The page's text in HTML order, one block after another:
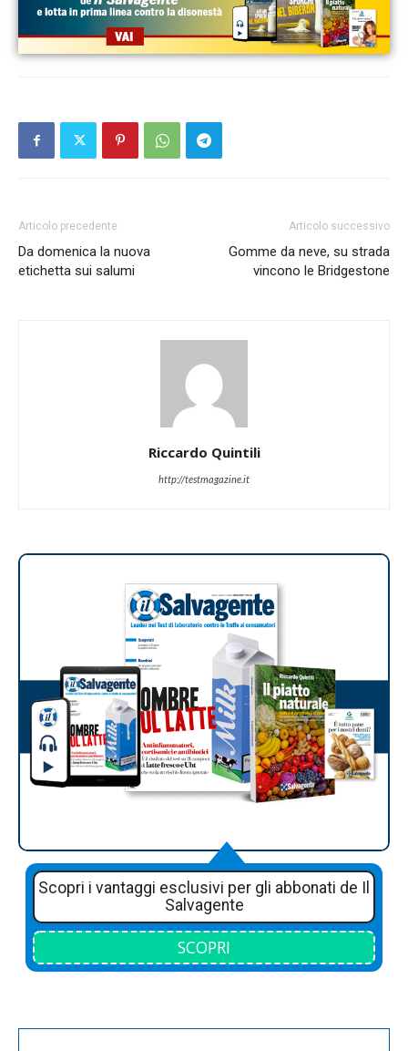
Articolo precedente
Da domenica la nuova
etichetta sui salumi
Articolo successivo
Gomme da neve, su strada
vincono le Bridgestone
Riccardo Quintili
http://testmagazine.it
Scopri i vantaggi esclusivi per gli abbonati de Il
Salvagente
SCOPRI